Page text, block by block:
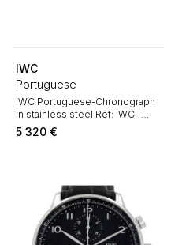
IWC
Portuguese
IWC Portuguese-Chronograph
in stainless steel Ref: IWC -
371446 Circa 2000
5 320 €